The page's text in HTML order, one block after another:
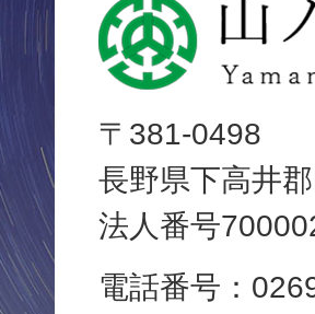
山
ノ
内
町
役
場
〒381-0498
長野県下高井
法人番号
電話番号：